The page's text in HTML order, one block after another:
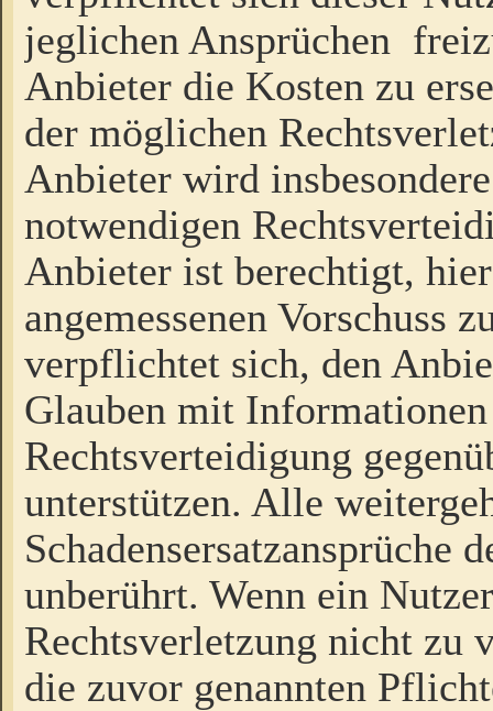
jeglichen Ansprüchen
Anbieter die Kosten zu
der möglichen
Anbieter wird
notwendigen
Anbieter ist berechtigt,
angemessenen Vorschuss
verpflichtet sich, den
Glauben mit
Rechtsverteidigung
unterstützen. Alle
Schadensersatzansprüche
unberührt. Wenn ein
Rechtsverletzung nicht zu
die zuvor genannten